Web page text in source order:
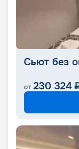
Сьют без
от 230 324